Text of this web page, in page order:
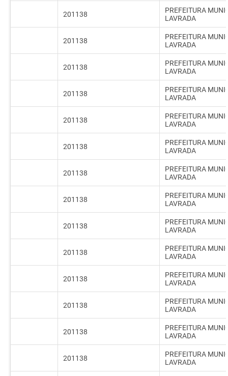
201138
PREFEITURA
LAVRADA
201138
PREFEITURA
LAVRADA
201138
PREFEITURA
LAVRADA
201138
PREFEITURA
LAVRADA
201138
PREFEITURA
LAVRADA
201138
PREFEITURA
LAVRADA
201138
PREFEITURA
LAVRADA
201138
PREFEITURA
LAVRADA
201138
PREFEITURA
LAVRADA
201138
PREFEITURA
LAVRADA
201138
PREFEITURA
LAVRADA
201138
PREFEITURA
LAVRADA
201138
PREFEITURA
LAVRADA
201138
PREFEITURA
LAVRADA